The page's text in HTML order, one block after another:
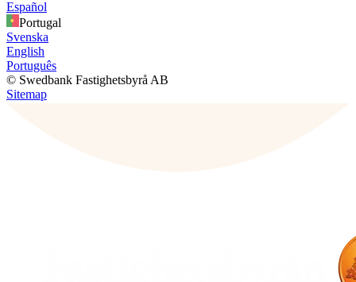
Español
Portugal
Svenska
English
Português
© Swedbank Fastighetsbyrå AB
Sitemap